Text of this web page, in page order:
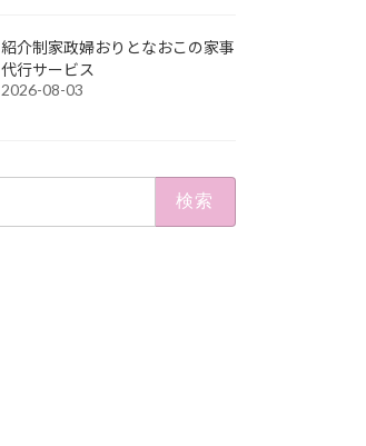
紹介制家政婦おりとなおこの家事
代行サービス
2026-08-03